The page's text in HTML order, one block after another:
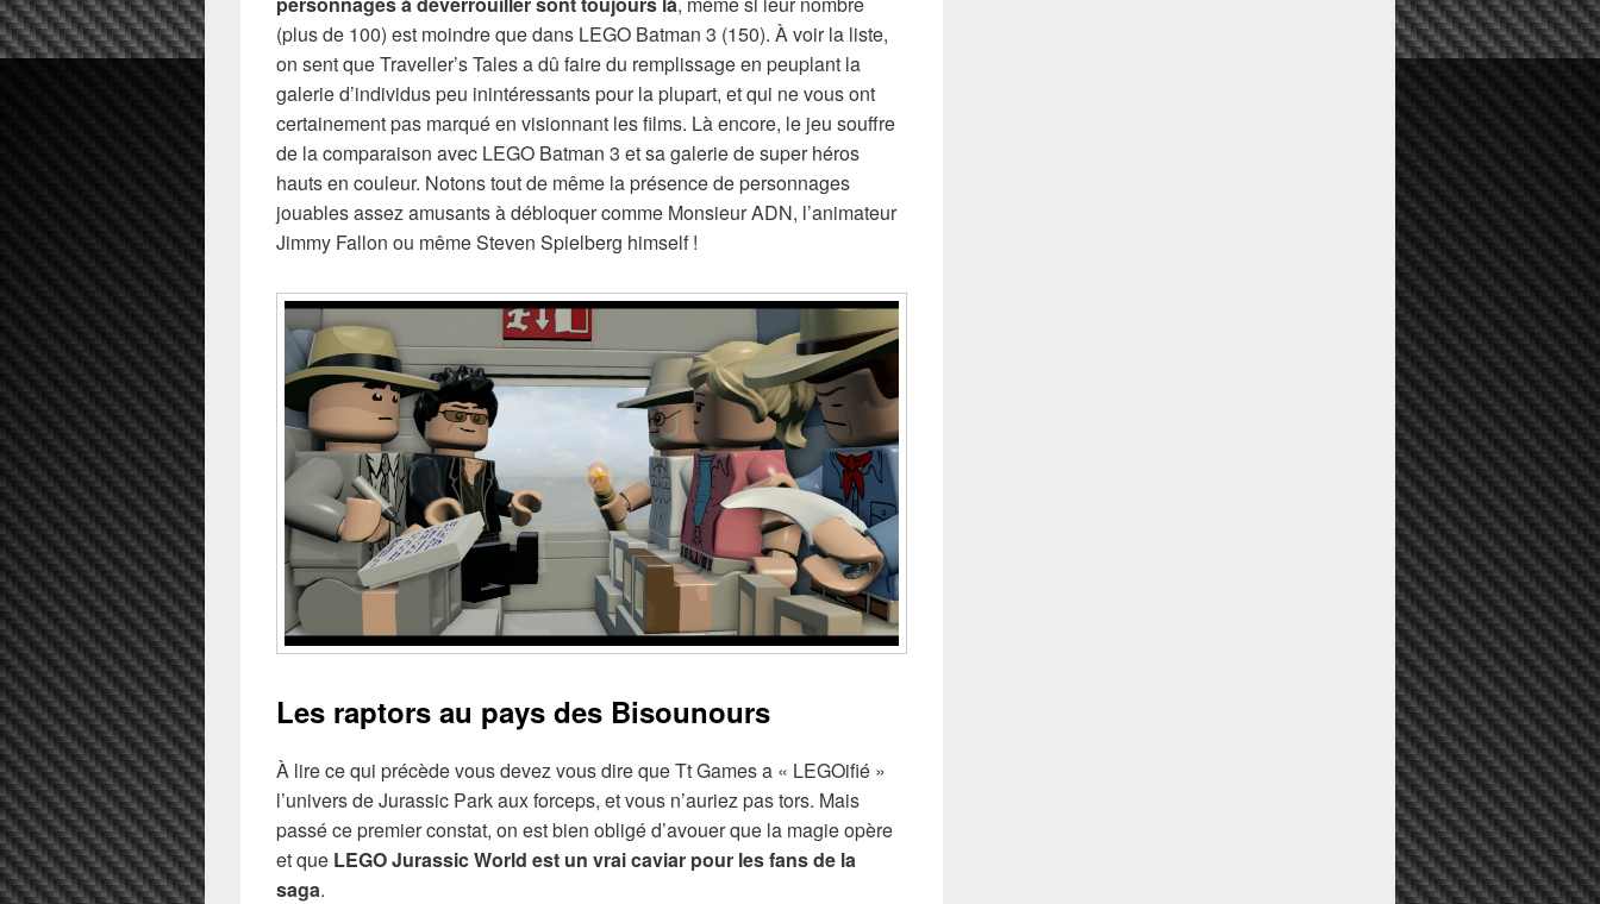
(plus de 100) est moindre que dans LEGO Batman 3 (150). À voir la liste,
on sent que Traveller’s Tales a dû faire du remplissage en peuplant la
galerie d’individus peu inintéressants pour la plupart, et qui ne vous ont
certainement pas marqué en visionnant les films. Là encore, le jeu souffre
de la comparaison avec LEGO Batman 3 et sa galerie de super héros
hauts en couleur. Notons tout de même la présence de personnages
jouables assez amusants à débloquer comme Monsieur ADN, l’animateur
Jimmy Fallon ou même Steven Spielberg himself !
Les raptors au pays des Bisounours
À lire ce qui précède vous devez vous dire que Tt Games a « LEGOifié »
l’univers de Jurassic Park aux forceps, et vous n’auriez pas tors. Mais
passé ce premier constat, on est bien obligé d’avouer que la magie opère
et que LEGO Jurassic World est un vrai caviar pour les fans de la
saga.